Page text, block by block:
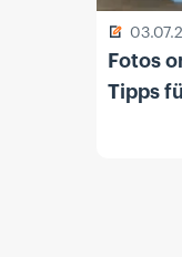
Fotos
Tipps